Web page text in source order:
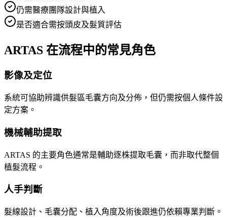
仍需醫療團隊設計與植入
是否適合需按頭皮及髮質評估
ARTAS 在流程中的常見角色
影像及定位
系統可協助辨識供髮區毛囊方向及分佈，但仍需按個人條件設
定方案。
機械輔助提取
ARTAS 的主要角色通常是輔助逐株提取毛囊，而非取代整個
植髮流程。
人手判斷
髮線設計、毛囊分配、植入角度及術後跟進仍依賴專業判斷。